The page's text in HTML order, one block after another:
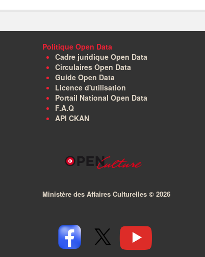
Politique Open Data
Cadre juridique Open Data
Circulaires Open Data
Guide Open Data
Licence d'utilisation
Portail National Open Data
F.A.Q
API CKAN
Ministère des Affaires Culturelles © 2026